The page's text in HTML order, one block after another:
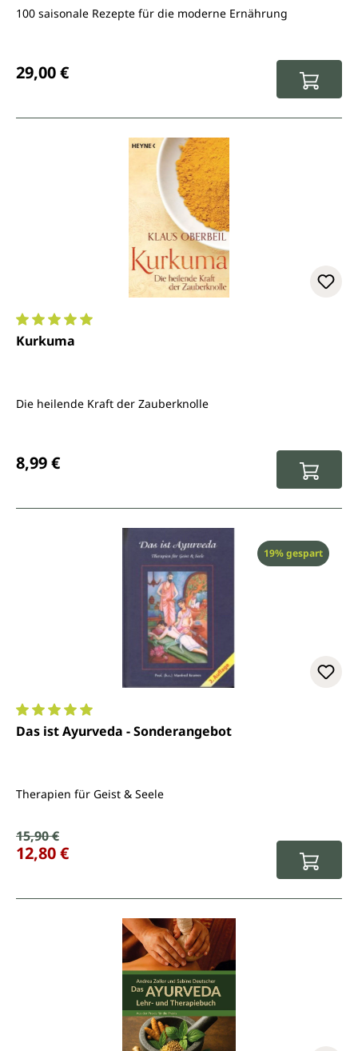
100 saisonale Rezepte für die moderne Ernährung
29,00 €
Durchschnittliche Bewertung von 5 von 5 Sternen
Kurkuma
Die heilende Kraft der Zauberknolle
8,99 €
Rabatt
19% gespart
Durchschnittliche Bewertung von 5 von 5 Sternen
Das ist Ayurveda - Sonderangebot
Therapien für Geist & Seele
Verkaufspreis:
Regulärer Preis:
15,90 €
12,80 €